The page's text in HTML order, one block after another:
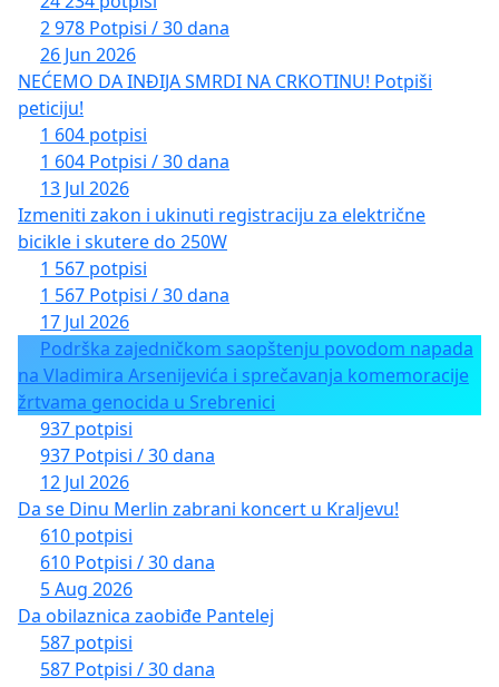
2 978 Potpisi / 30 dana
26 Jun 2026
NEĆEMO DA INĐIJA SMRDI NA CRKOTINU! Potpiši
peticiju!
1 604 potpisi
1 604 Potpisi / 30 dana
13 Jul 2026
Izmeniti zakon i ukinuti registraciju za električne
bicikle i skutere do 250W
1 567 potpisi
1 567 Potpisi / 30 dana
17 Jul 2026
Podrška zajedničkom saopštenju povodom napada
na Vladimira Arsenijevića i sprečavanja komemoracije
žrtvama genocida u Srebrenici
937 potpisi
937 Potpisi / 30 dana
12 Jul 2026
Da se Dinu Merlin zabrani koncert u Kraljevu!
610 potpisi
610 Potpisi / 30 dana
5 Aug 2026
Da obilaznica zaobiđe Pantelej
587 potpisi
587 Potpisi / 30 dana